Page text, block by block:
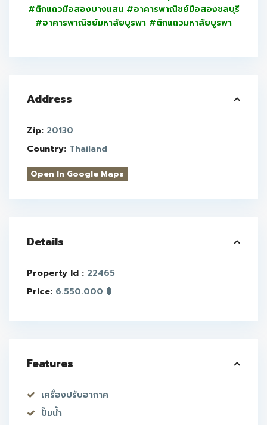
#ตึกแถวมือสองบางแสน #อาคารพาณิชย์มือสองชลบุรี
#อาคารพาณิชย์มหาลัยบูรพา #ตึกแถวมหาลัยบูรพา
Address
Zip: 20130
Country: Thailand
Open In Google Maps
Details
Property Id : 22465
Price: 6.550.000 ฿
Features
เครื่องปรับอากาศ
ปั๊มน้ำ